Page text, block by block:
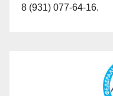
8 (931) 077-64-16.